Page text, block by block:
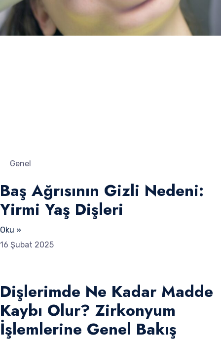
Genel
Baş Ağrısının Gizli Nedeni:
Yirmi Yaş Dişleri
Oku »
16 Şubat 2025
Dişlerimde Ne Kadar Madde
Kaybı Olur? Zirkonyum
İşlemlerine Genel Bakış